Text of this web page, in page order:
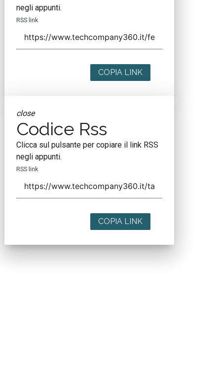
negli appunti.
RSS link
COPIA LINK
close
Codice Rss
Clicca sul pulsante per copiare il link RSS
negli appunti.
RSS link
COPIA LINK